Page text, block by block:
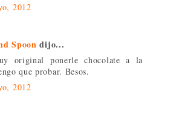
2012
Spoon dijo...
original ponerle chocolate a la
que probar. Besos.
2012